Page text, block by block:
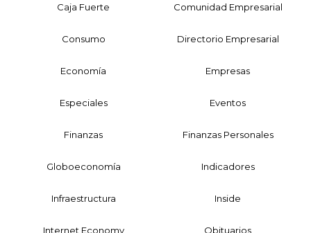
Caja Fuerte Comunidad Empresarial
Consumo Directorio Empresarial
Economía Empresas
Especiales Eventos
Finanzas Finanzas Personales
Globoeconomía Indicadores
Infraestructura Inside
Internet Economy Obituarios